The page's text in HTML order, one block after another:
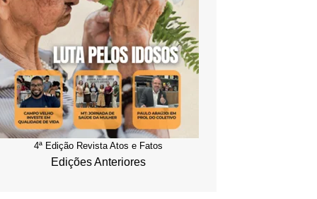
4ª Edição Revista Atos e Fatos
Edições Anteriores